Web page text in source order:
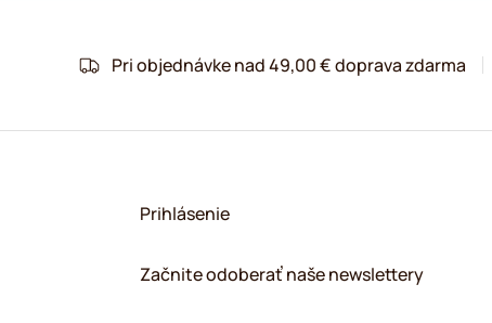
Pri objednávke nad 49,00 € doprava zdarma
Prihlásenie
Začnite odoberať naše newslettery